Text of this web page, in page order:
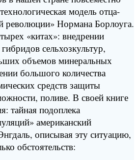
модель отца-
революции» Нормана Борлоуга.
«китах»: внедрении
сельхозкультур,
объемов минеральных
большого количества
средств защиты
поливе. В своей книге
тайная подоплека
американский
описывая эту ситуацию,
обстоятельств: